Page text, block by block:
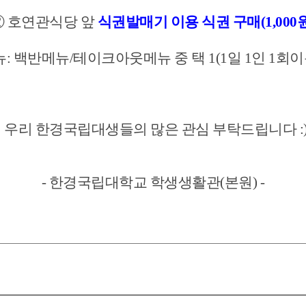
연관식당 앞 식권발매기 이용 식권 구매(1,000
백반메뉴/테이크아웃메뉴 중 택 1(1일 1인 1회
리 한경국립대생들의 많은 관심 부탁드립니다
- 한경국립대학교 학생생활관(본원) -